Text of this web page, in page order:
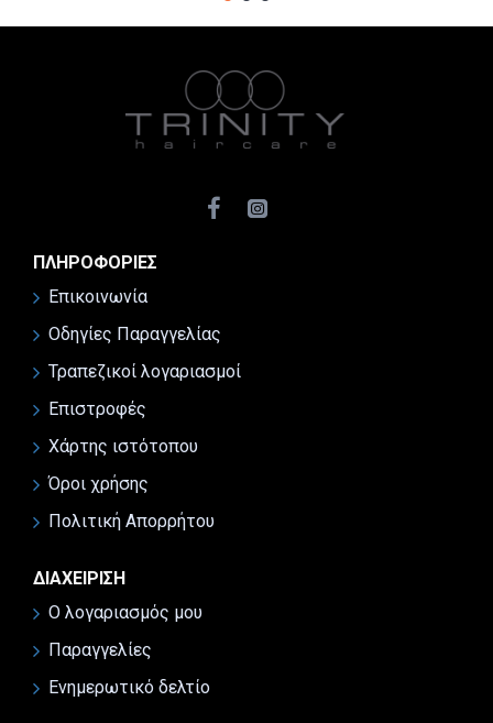
ΠΛΗΡΟΦΟΡΊΕΣ
Επικοινωνία
Οδηγίες Παραγγελίας
Τραπεζικοί λογαριασμοί
Επιστροφές
Χάρτης ιστότοπου
Όροι χρήσης
Πολιτική Απορρήτου
ΔΙΑΧΕΊΡΙΣΗ
Ο λογαριασμός μου
Παραγγελίες
Ενημερωτικό δελτίο